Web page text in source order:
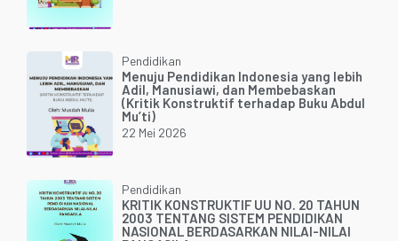
Pendidikan
Menuju Pendidikan Indonesia yang lebih
Adil, Manusiawi, dan Membebaskan
(Kritik Konstruktif terhadap Buku Abdul
Mu’ti)
22 Mei 2026
Pendidikan
KRITIK KONSTRUKTIF UU NO. 20 TAHUN
2003 TENTANG SISTEM PENDIDIKAN
NASIONAL BERDASARKAN NILAI-NILAI